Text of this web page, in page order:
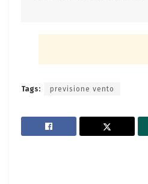
Tags: previsione vento